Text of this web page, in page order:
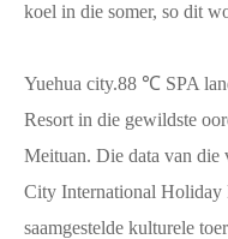
koel in die somer, so dit
Yuehua city.88 ℃ SPA
Resort in die gewildste
Meituan. Die data van die
City International Holiday
saamgestelde kulturele